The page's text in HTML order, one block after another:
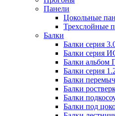
Панели
Цокольные
Трехслойные
Балки
Балки серия
Балки серия
Балки альбом
Балки серия
Балки
Балки
Балки
Балки под